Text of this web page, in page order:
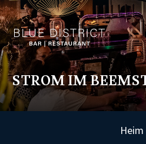
STROM IM
Heim